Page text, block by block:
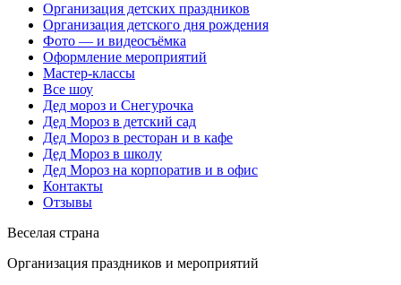
Организация детских праздников
Организация детского дня рождения
Фото — и видеосъёмка
Оформление мероприятий
Мастер-классы
Все шоу
Дед мороз и Снегурочка
Дед Мороз в детский сад
Дед Мороз в ресторан и в кафе
Дед Мороз в школу
Дед Мороз на корпоратив и в офис
Контакты
Отзывы
Веселая страна
Организация праздников и мероприятий